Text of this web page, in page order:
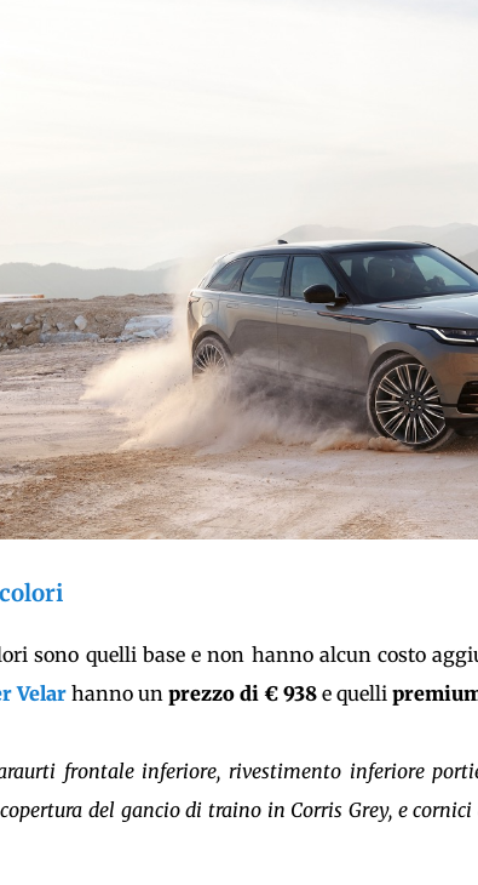
sono quelli base e non hanno alcun costo
Velarhanno un prezzo di € 938e quelli
frontale inferiore, rivestimento inferiore
copertura del gancio di traino in Corris Grey, e